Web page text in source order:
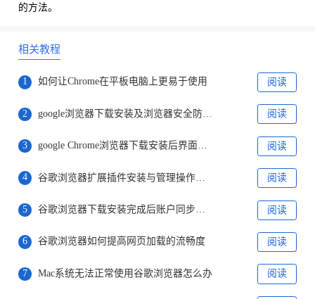
的方法。
相关教程
1 如何让Chrome在平板电脑上更易于使用 阅读
2 google浏览器下载安装及浏览器安全防护教程 阅读
3 google Chrome浏览器下载安装后界面美化及交互优化技巧 阅读
4 谷歌浏览器扩展插件安装与管理操作实操经验 阅读
5 谷歌浏览器下载安装完成后账户同步设置详解 阅读
6 谷歌浏览器如何提高网页加载的流畅度 阅读
7 Mac系统无法正常使用谷歌浏览器怎么办 阅读